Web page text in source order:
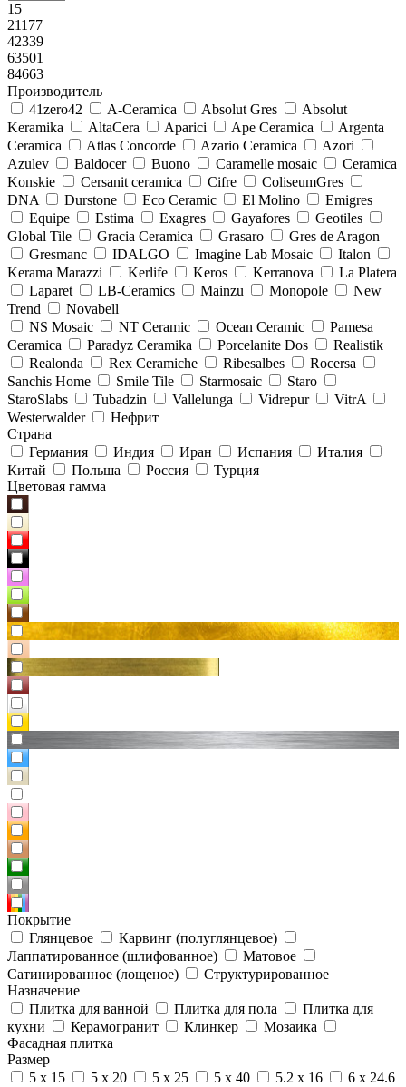
15
21177
42339
63501
84663
Производитель
41zero42
A-Ceramica Absolut Gres
Absolut
Keramika
AltaCera Aparici Ape Ceramica
Argenta
Ceramica
Atlas Concorde Azario Ceramica
Azori
Azulev
Baldocer Buono Caramelle mosaic
Ceramica
Konskie
Cersanit ceramica Cifre
ColiseumGres
DNA
Durstone Eco Ceramic El Molino
Emigres
Equipe
Estima Exagres Gayafores
Geotiles
Global Tile
Gracia Ceramica Grasaro
Gres de Aragon
Gresmanc
IDALGO Imagine Lab Mosaic
Italon
Kerama Marazzi
Kerlife Keros Kerranova
La Platera
Laparet
LB-Ceramics Mainzu Monopole
New
Trend
Novabell
NS Mosaic
NT Ceramic Ocean Ceramic
Pamesa
Ceramica
Paradyz Сeramika Porcelanite Dos
Realistik
Realonda
Rex Ceramiche Ribesalbes
Rocersa
Sanchis Home
Smile Tile Starmosaic
Staro
StaroSlabs
Tubadzin Vallelunga Vidrepur
VitrA
Westerwalder
Нефрит
Страна
Германия
Индия Иран Испания
Италия
Китай
Польша Россия
Турция
Цветовая гамма
Покрытие
Глянцевое
Карвинг (полуглянцевое)
Лаппатированное (шлифованное)
Матовое
Сатинированное (лощеное)
Структурированное
Назначение
Плитка для ванной
Плитка для пола
Плитка для
кухни
Керамогранит Клинкер
Мозаика
Фасадная плитка
Размер
5 x 15
5 x 20 5 x 25 5 x 40 5.2 x 16
6 x 24.6